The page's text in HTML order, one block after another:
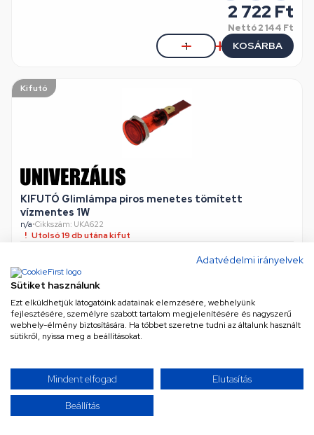
Adatvédelmi irányelvek
Sütiket használunk
Ezt elküldhetjük látogatóink adatainak elemzésére, webhelyünk
fejlesztésére, személyre szabott tartalom megjelenítésére és nagyszerű
webhely-élmény biztosítására. Ha többet szeretne tudni az általunk használt
sütikről, nyissa meg a beállításokat.
Mindent elfogad Elutasítás
Beállítás
2 722 Ft
Nettó2 144 Ft
KOSÁRBA
Kifutó
KIFUTÓ Glimlámpa piros menetes tömített
vízmentes 1W
n/a•Cikkszám: UKA622
Utolsó 19 db utána kifut
Nettó
KOSÁRBA